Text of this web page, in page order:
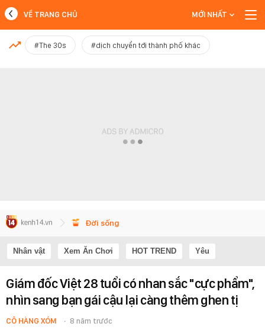
MỚI NHẤT
VỀ TRANG CHỦ MỚI NHẤT
#The 30s #dịch chuyển tới thành phố khác
Đời sống
Nhân vật Xem Ăn Chơi HOT TREND Yêu
Giám đốc Việt 28 tuổi có nhan sắc "cực phẩm",
nhìn sang bạn gái cậu lại càng thêm ghen tị
CÔ HÀNG XÓM 8 năm trước